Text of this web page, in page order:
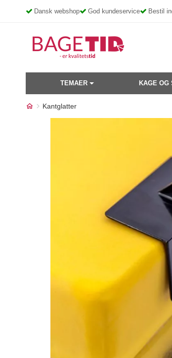
Dansk webshop God kundeservice Bestil
TEMAER KAGE OG
Kantglatter
Måske kunne
Wilfa - Glacier, Isterningmaskine
DKK